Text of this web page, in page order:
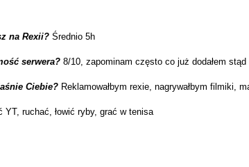
na Rexii? Średnio 5h
serwera? 8/10, zapominam często co już dodałem stąd
Ciebie? Reklamowałbym rexie, nagrywałbym filmiki,
YT, ruchać, łowić ryby, grać w tenisa